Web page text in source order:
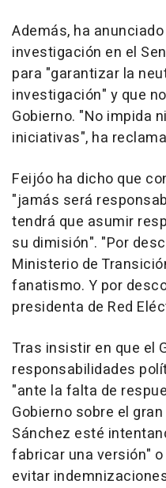
Además, ha
investigación en el
para "garantizar la
investigación" y que
Gobierno. "No impida
iniciativas", ha
Feijóo ha dicho que
"jamás será
tendrá que asumir
su dimisión". "Por
Ministerio de
fanatismo. Y por
presidenta de Red
Tras insistir en que el
responsabilidades
"ante la falta de
Gobierno sobre el
Sánchez esté
fabricar una versión"
evitar